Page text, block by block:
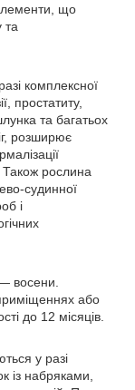
що
та
комплексної
простатиту,
та багатьох
розширює
Також рослина
судинної
і
восени.
або
до 12 місяців.
у разі
із набряками,